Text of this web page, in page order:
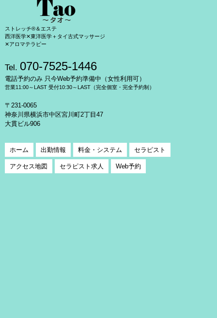
ストレッチ®＆エステ
西洋医学✕東洋医学＋タイ古式マッサージ
✕アロマテラピー
Tel. 070-7525-1446
電話予約のみ 只今Web予約準備中（女性利用可）
営業11:00～LAST 受付10:30～LAST（完全個室・完全予約制）
〒231-0065
神奈川県横浜市中区宮川町2丁目47
大貫ビル906
ホーム 出勤情報 料金・システム セラピスト
アクセス地図 セラピスト求人 Web予約